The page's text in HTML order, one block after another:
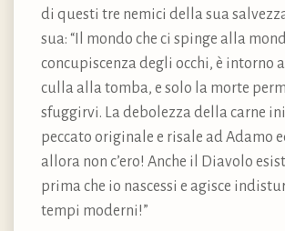
di questi tre nemici della sua
sua: “Il mondo che ci spinge alla
concupiscenza degli occhi, è intorno
culla alla tomba, e solo la morte
sfuggirvi. La debolezza della carne
peccato originale e risale ad Adamo
allora non c’ero! Anche il Diavolo
prima che io nascessi e agisce
tempi moderni!”